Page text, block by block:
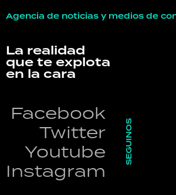
Agencia de noticias y medios de
La realidad
que te explota
en la cara
Facebook
Twitter
Youtube
Instagram
SEGUINOS